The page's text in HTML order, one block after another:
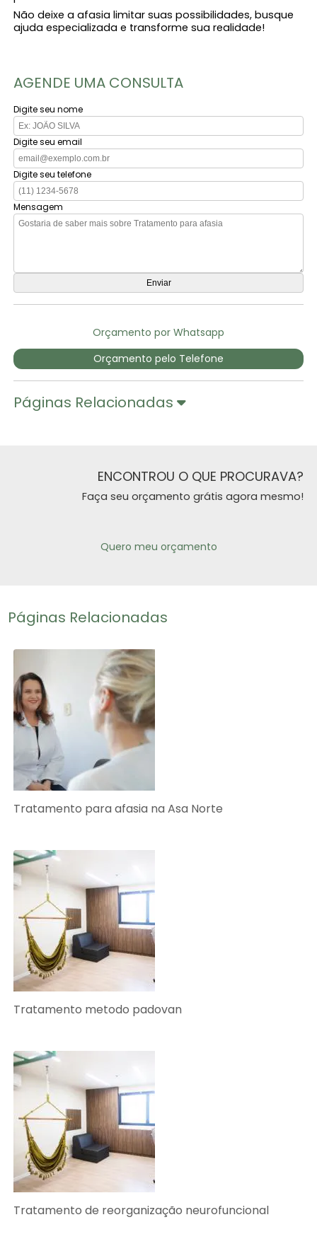
Não deixe a afasia limitar suas possibilidades, busque
ajuda especializada e transforme sua realidade!
AGENDE UMA CONSULTA
Digite seu nome
Digite seu email
Digite seu telefone
Mensagem
Orçamento por Whatsapp
Orçamento pelo Telefone
Páginas Relacionadas
ENCONTROU O QUE PROCURAVA?
Faça seu orçamento grátis agora mesmo!
Quero meu orçamento
Páginas Relacionadas
Tratamento para afasia na Asa Norte
Tratamento metodo padovan
Tratamento de reorganização neurofuncional